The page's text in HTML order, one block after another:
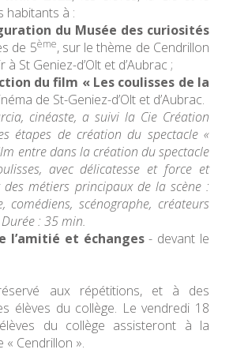
habitants à :
du Musée des curiosités
de 5ème, sur le thème de Cendrillon
St Geniez-d’Olt et d’Aubrac ;
du film « Les coulisses de la
de St-Geniez-d’Olt et d’Aubrac.
cinéaste, a suivi la Cie Création
étapes de création du spectacle «
entre dans la création du spectacle
avec délicatesse et force et
métiers principaux de la scène :
comédiens, scénographe, créateurs
: 35 min.
l’amitié et échanges- devant le
aux répétitions, et à des
élèves du collège. Le vendredi 18
du collège assisteront à la
Cendrillon ».